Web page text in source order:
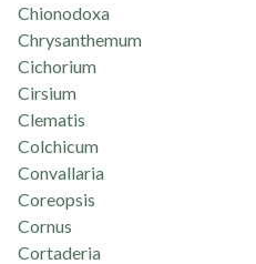
Chionodoxa
Chrysanthemum
Cichorium
Cirsium
Clematis
Colchicum
Convallaria
Coreopsis
Cornus
Cortaderia